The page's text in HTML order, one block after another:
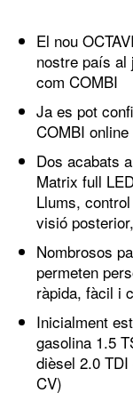
El nou
nostre país al
com COMBI
Ja es pot
COMBI
Dos acabats
Matrix full
Llums,
visió
Nombrosos
permeten
ràpida, fàcil i
Inicialment
gasolina 1.5
dièsel 2.0
CV)